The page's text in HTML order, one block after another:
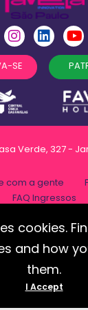
SE
Verde, 327 -
com a gente
FAQ Ingressos
pela:
cookies.
and how
them.
I Accept